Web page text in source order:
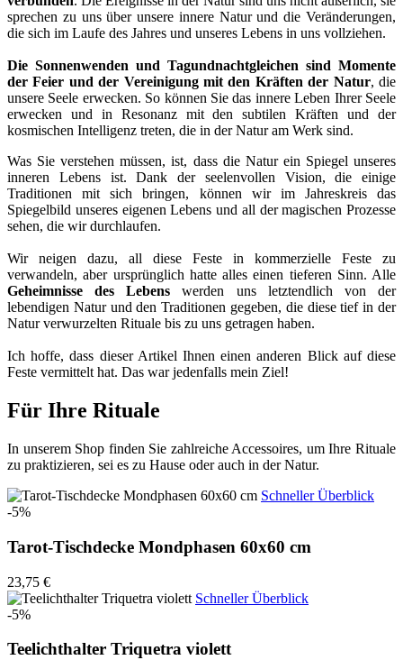
sprechen zu uns über unsere innere Natur und die Veränderungen,
die sich im Laufe des Jahres und unseres Lebens in uns vollziehen.
Die Sonnenwenden und Tagundnachtgleichen sind Momente
der Feier und der Vereinigung mit den Kräften der Natur, die
unsere Seele erwecken. So können Sie das innere Leben Ihrer Seele
erwecken und in Resonanz mit den subtilen Kräften und der
kosmischen Intelligenz treten, die in der Natur am Werk sind.
Was Sie verstehen müssen, ist, dass die Natur ein Spiegel unseres
inneren Lebens ist. Dank der seelenvollen Vision, die einige
Traditionen mit sich bringen, können wir im Jahreskreis das
Spiegelbild unseres eigenen Lebens und all der magischen Prozesse
sehen, die wir durchlaufen.
Wir neigen dazu, all diese Feste in kommerzielle Feste zu
verwandeln, aber ursprünglich hatte alles einen tieferen Sinn. Alle
Geheimnisse des Lebens werden uns letztendlich von der
lebendigen Natur und den Traditionen gegeben, die diese tief in der
Natur verwurzelten Rituale bis zu uns getragen haben.
Ich hoffe, dass dieser Artikel Ihnen einen anderen Blick auf diese
Feste vermittelt hat. Das war jedenfalls mein Ziel!
Für Ihre Rituale
In unserem Shop finden Sie zahlreiche Accessoires, um Ihre Rituale
zu praktizieren, sei es zu Hause oder auch in der Natur.
Schneller Überblick
-5%
Tarot-Tischdecke Mondphasen 60x60 cm
23,75 €
Schneller Überblick
-5%
Teelichthalter Triquetra violett